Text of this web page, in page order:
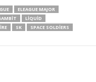
ELEAGUE MAJOR
LIQUID
SK
SPACE SOLDIERS